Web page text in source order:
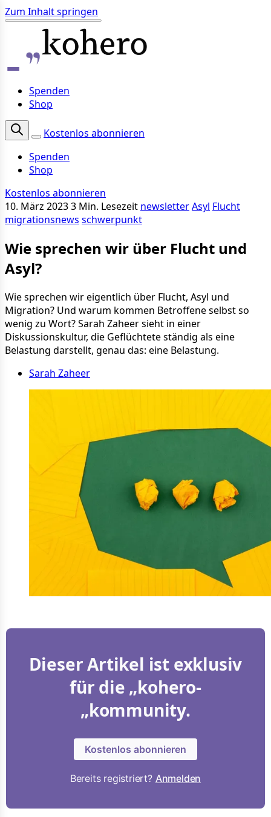
Zum Inhalt springen
Spenden
Shop
Kostenlos abonnieren
Spenden
Shop
Kostenlos abonnieren
10. März 20233 Min. Lesezeit newsletterAsyl Flucht
migrationsnews schwerpunkt
Wie sprechen wir über Flucht und
Asyl?
Wie sprechen wir eigentlich über Flucht, Asyl und
Migration? Und warum kommen Betroffene selbst so
wenig zu Wort? Sarah Zaheer sieht in einer
Diskussionskultur, die Geflüchtete ständig als eine
Belastung darstellt, genau das: eine Belastung.
Sarah Zaheer
Dieser Artikel ist exklusiv
für die „kohero-
„kommunity.
Kostenlos abonnieren
Bereits registriert? Anmelden